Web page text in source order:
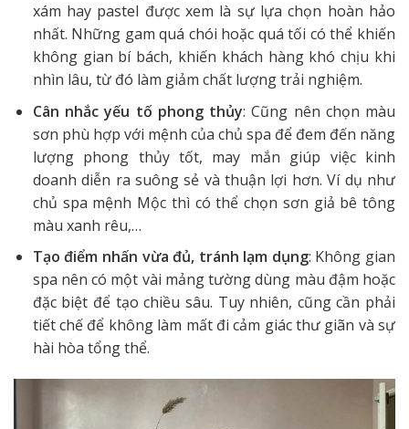
xám hay pastel được xem là sự lựa chọn hoàn hảo
nhất. Những gam quá chói hoặc quá tối có thể khiến
không gian bí bách, khiến khách hàng khó chịu khi
nhìn lâu, từ đó làm giảm chất lượng trải nghiệm.
Cân nhắc yếu tố phong thủy: Cũng nên chọn màu
sơn phù hợp với mệnh của chủ spa để đem đến năng
lượng phong thủy tốt, may mắn giúp việc kinh
doanh diễn ra suông sẻ và thuận lợi hơn. Ví dụ như
chủ spa mệnh Mộc thì có thể chọn sơn giả bê tông
màu xanh rêu,…
Tạo điểm nhấn vừa đủ, tránh lạm dụng: Không gian
spa nên có một vài mảng tường dùng màu đậm hoặc
đặc biệt để tạo chiều sâu. Tuy nhiên, cũng cần phải
tiết chế để không làm mất đi cảm giác thư giãn và sự
hài hòa tổng thể.